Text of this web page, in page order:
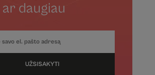
daugiau
UŽSISAKYTI